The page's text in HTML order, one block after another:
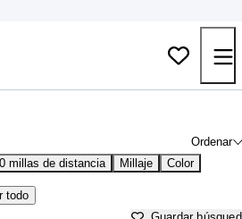
Ordenar
millas de distancia Millaje Color
todo